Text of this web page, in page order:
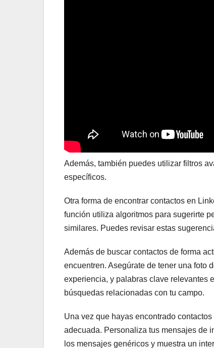
Además, también puedes utilizar filtros
específicos.
Otra forma de encontrar contactos en
función utiliza algoritmos para sugerirte
similares. Puedes revisar estas
Además de buscar contactos de forma
encuentren. Asegúrate de tener una foto
experiencia, y palabras clave relevantes
búsquedas relacionadas con tu campo.
Una vez que hayas encontrado
adecuada. Personaliza tus mensajes de
los mensajes genéricos y muestra un